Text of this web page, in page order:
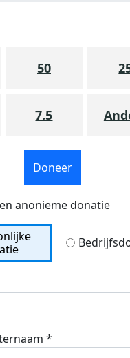
50
7.5
Doneer
anonieme donatie
*